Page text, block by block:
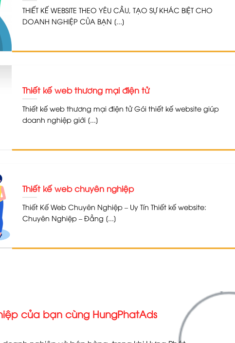
THIẾT KẾ WEBSITE THEO YÊU CẦU, TẠO SỰ KHÁC BIỆT CHO
DOANH NGHIỆP CỦA BẠN [...]
Thiết kế web thương mại điện tử
Thiết kế web thương mại điện tử Gói thiết kế website giúp
doanh nghiệp giới [...]
Thiết kế web chuyên nghiệp
Thiết Kế Web Chuyên Nghiệp – Uy Tín Thiết kế website:
Chuyên Nghiệp – Đẳng [...]
của bạn cùng HungPhatAds